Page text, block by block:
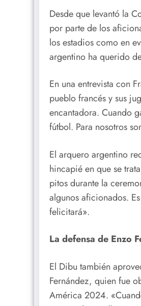
Desde que levantó la
por parte de los
los estadios como en
argentino ha querido
En una entrevista con
pueblo francés y sus
encantadora. Cuando
fútbol. Para nosotros
El arquero argentino
hincapié en que se
pitos durante la
algunos aficionados.
felicitará».
La defensa de Enzo
El Dibu también
Fernández, quien fue
América 2024.